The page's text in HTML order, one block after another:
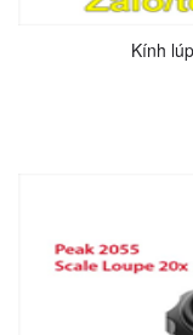
Kính